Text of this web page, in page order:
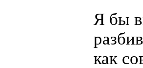
Я бы
как